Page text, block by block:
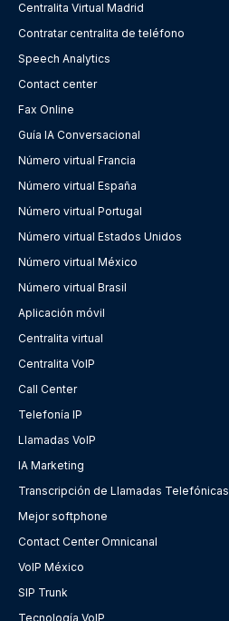
Centralita Virtual Madrid
Contratar centralita de teléfono
Speech Analytics
Contact center
Fax Online
Guía IA Conversacional
Número virtual Francia
Número virtual España
Número virtual Portugal
Número virtual Estados Unidos
Número virtual México
Número virtual Brasil
Aplicación móvil
Centralita virtual
Centralita VoIP
Call Center
Telefonía IP
Llamadas VoIP
IA Marketing
Transcripción de Llamadas Telefónicas
Mejor softphone
Contact Center Omnicanal
VoIP México
SIP Trunk
Tecnología VoIP